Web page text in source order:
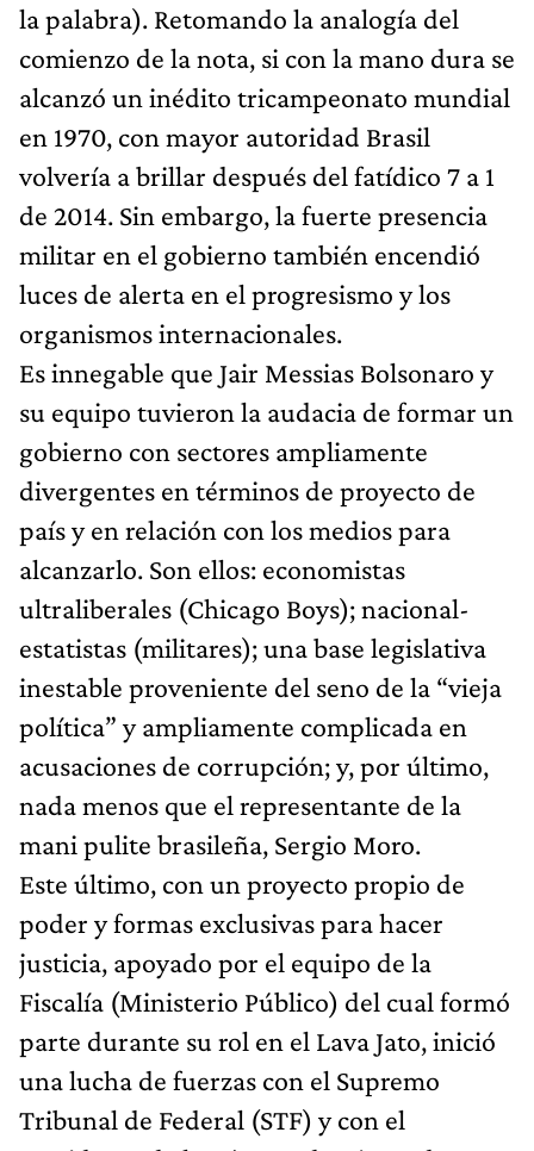
la palabra). Retomando la analogía del
comienzo de la nota, si con la mano dura se
alcanzó un inédito tricampeonato mundial
en 1970, con mayor autoridad Brasil
volvería a brillar después del fatídico 7 a 1
de 2014. Sin embargo, la fuerte presencia
militar en el gobierno también encendió
luces de alerta en el progresismo y los
organismos internacionales.
Es innegable que Jair Messias Bolsonaro y
su equipo tuvieron la audacia de formar un
gobierno con sectores ampliamente
divergentes en términos de proyecto de
país y en relación con los medios para
alcanzarlo. Son ellos: economistas
ultraliberales (Chicago Boys); nacional-
estatistas (militares); una base legislativa
inestable proveniente del seno de la “vieja
política” y ampliamente complicada en
acusaciones de corrupción; y, por último,
nada menos que el representante de la
mani pulite brasileña, Sergio Moro.
Este último, con un proyecto propio de
poder y formas exclusivas para hacer
justicia, apoyado por el equipo de la
Fiscalía (Ministerio Público) del cual formó
parte durante su rol en el Lava Jato, inició
una lucha de fuerzas con el Supremo
Tribunal de Federal (STF) y con el